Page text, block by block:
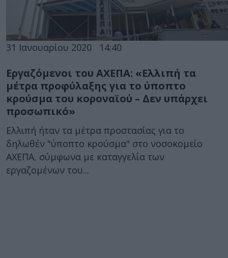
31 Ιανουαρίου 2020 14:40
Εργαζόμενοι του ΑΧΕΠΑ: «Ελλιπή τα
μέτρα προφύλαξης για το ύποπτο
κρούσμα του κοροναϊού – Δεν υπάρχει
προσωπικό»
Ελλιπή ήταν τα μέτρα προστασίας για το
δηλωθέν "ύποπτο κρούσμα" στο νοσοκομείο
ΑΧΕΠΑ, σύμφωνα με καταγγελία των
εργαζομένων του...